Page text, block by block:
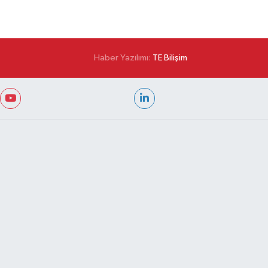
Haber Yazılımı: TE Bilişim